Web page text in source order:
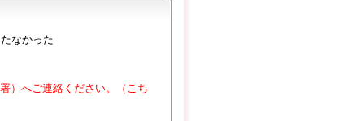
なかった
）へご連絡ください。（こち